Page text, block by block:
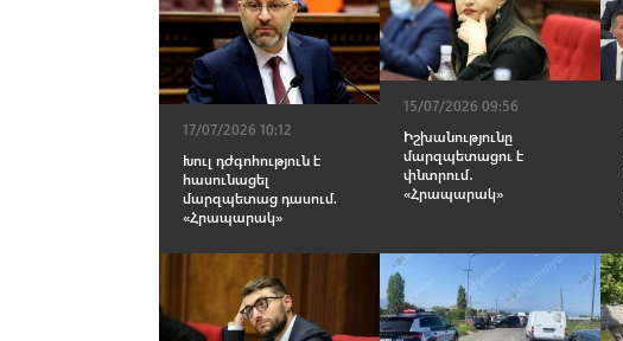
17/07/2026 10:12
Խուլ դժգոհություն է
հասունացել
մարզպետաց դասում.
«Հրապարակ»
15/07/2026 09:56
Իշխանությունը
մարզպետացու է
փնտրում․
«Հրապարակ»